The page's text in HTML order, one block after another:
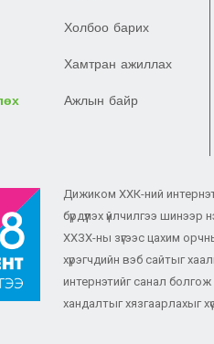
Холбоо барих
Хамтран ажиллах
Ажлын байр
Дижиком ХХК-ний интернэт
бүрдүүлэх үйлчилгээ шинээр
ХХЗХ-ны зүгээс цахим
хүрэгчдийн вэб сайтыг
интернэтийг санал болгож
хандалтыг хязгаарлахыг